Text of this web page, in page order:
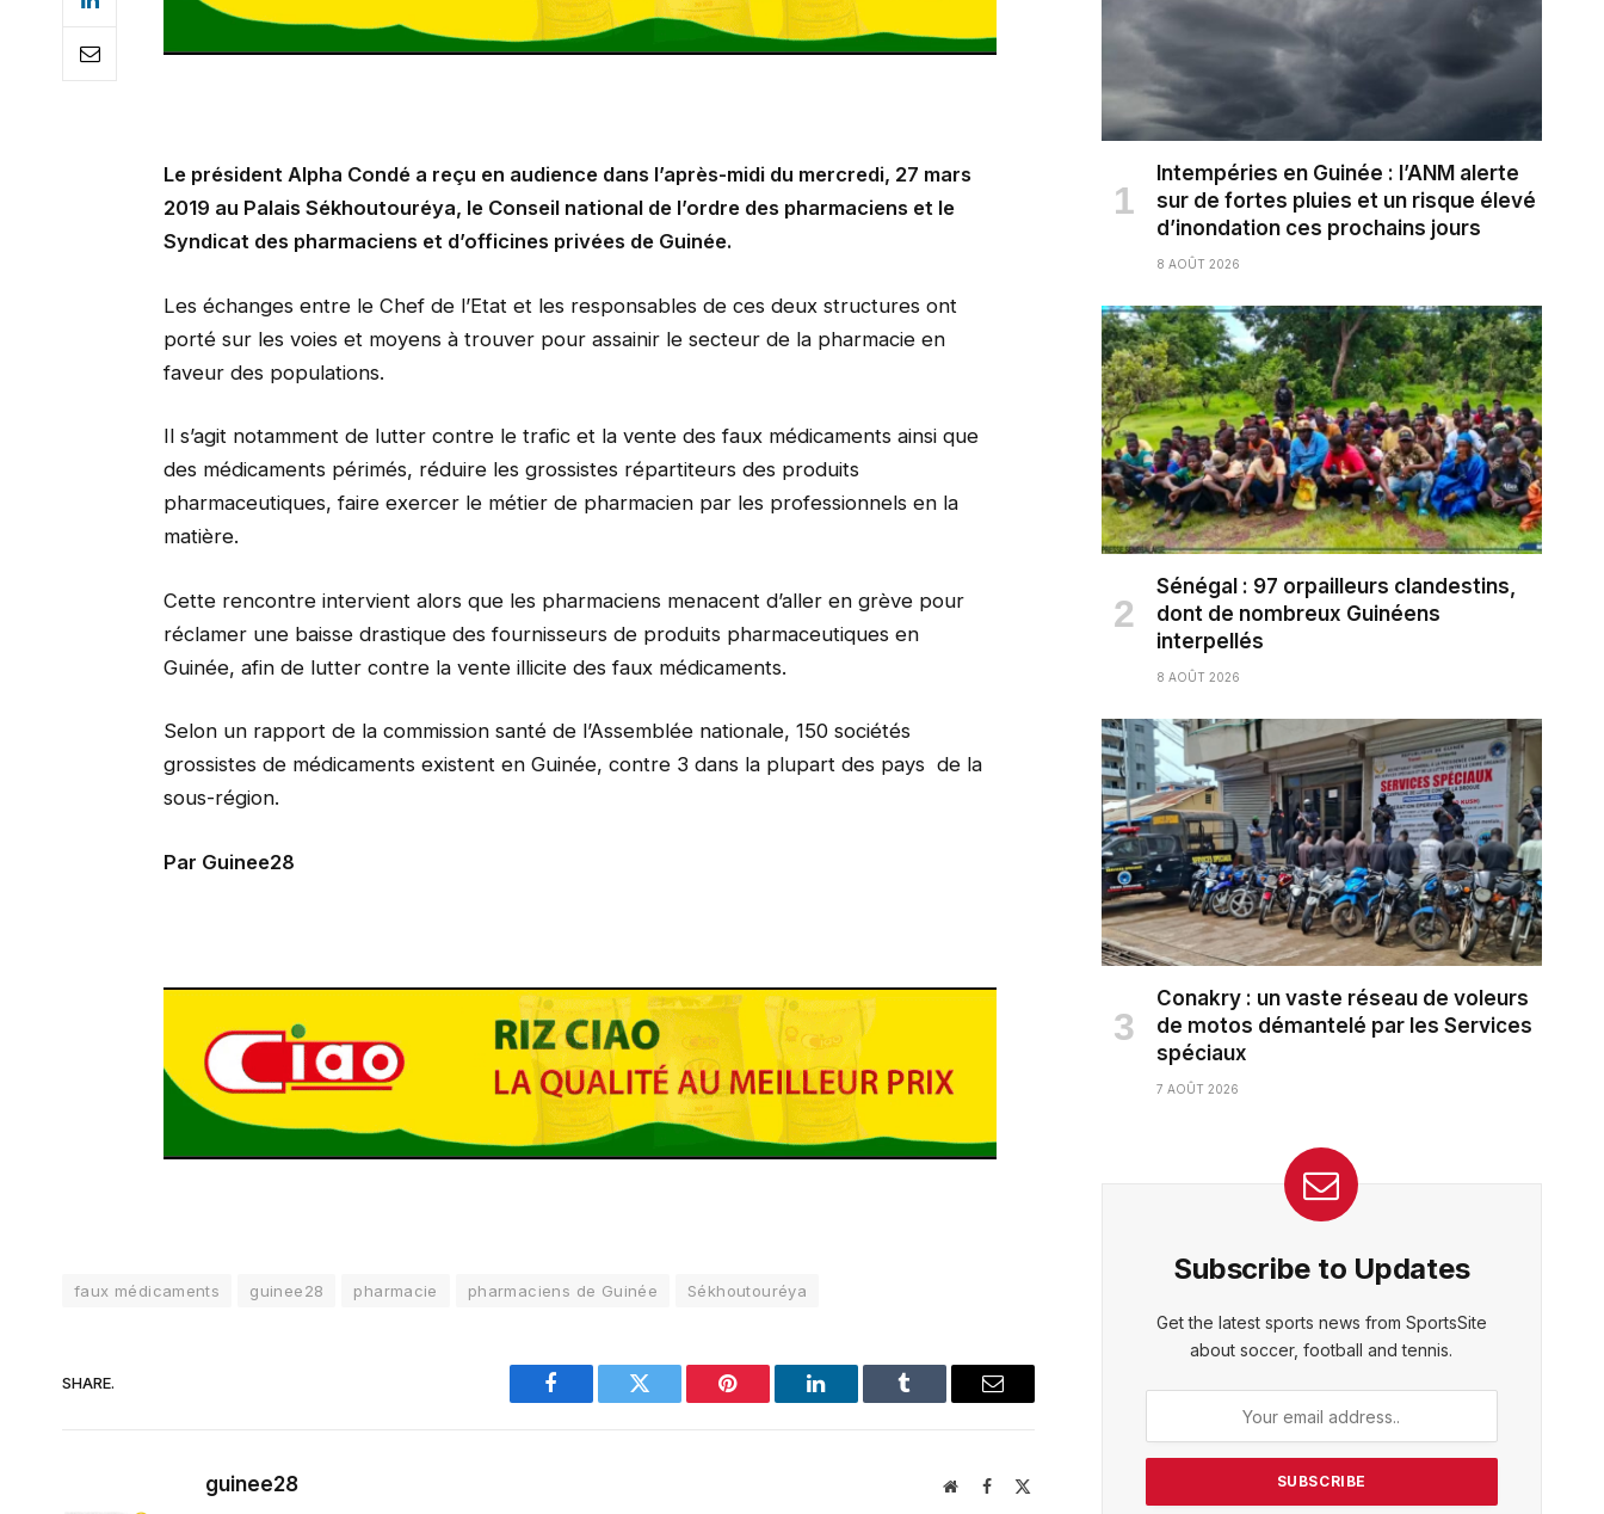
Le président Alpha Condé a reçu en audience dans l’après-midi du mercredi, 27 mars
2019 au Palais Sékhoutouréya, le Conseil national de l’ordre des pharmaciens et le
Syndicat des pharmaciens et d’officines privées de Guinée.
Les échanges entre le Chef de l’Etat et les responsables de ces deux structures ont
porté sur les voies et moyens à trouver pour assainir le secteur de la pharmacie en
faveur des populations.
Il s’agit notamment de lutter contre le trafic et la vente des faux médicaments ainsi que
des médicaments périmés, réduire les grossistes répartiteurs des produits
pharmaceutiques, faire exercer le métier de pharmacien par les professionnels en la
matière.
Cette rencontre intervient alors que les pharmaciens menacent d’aller en grève pour
réclamer une baisse drastique des fournisseurs de produits pharmaceutiques en
Guinée, afin de lutter contre la vente illicite des faux médicaments.
Selon un rapport de la commission santé de l’Assemblée nationale, 150 sociétés
grossistes de médicaments existent en Guinée, contre 3 dans la plupart des pays de la
sous-région.
Par Guinee28
faux médicaments guinee28 pharmacie pharmaciens de Guinée Sékhoutouréya
SHARE.
Facebook Twitter Pinterest LinkedIn Tumblr Email
guinee28 WebsiteFacebook
X
Intempéries en Guinée : l’ANM alerte
sur de fortes pluies et un risque élevé
d’inondation ces prochains jours
8 AOÛT 2026
Sénégal : 97 orpailleurs clandestins,
dont de nombreux Guinéens
interpellés
8 AOÛT 2026
Conakry : un vaste réseau de voleurs
de motos démantelé par les Services
spéciaux
7 AOÛT 2026
Subscribe to Updates
Get the latest sports news from SportsSite
about soccer, football and tennis.